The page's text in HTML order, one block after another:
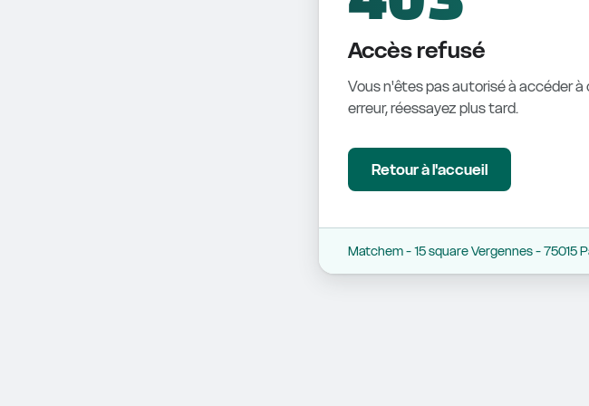
Accès refusé
Vous n'êtes pas autorisé à accéder
erreur, réessayez plus tard.
Retour à l'accueil
Matchem - 15 square Vergennes - 75015